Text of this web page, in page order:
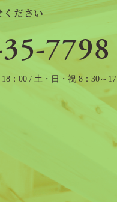
ください
7798
：00 / 土・日・祝 8：30～